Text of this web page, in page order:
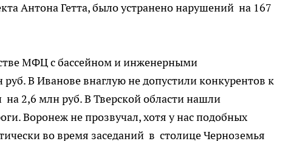
Антона Гетта, было устранено нарушений на 167
МФЦ с бассейном и инженерными
В Иванове внаглую не допустили конкурентов к
2,6 млн руб. В Тверской области нашли
Воронеж не прозвучал, хотя у нас подобных
во время заседаний в столице Черноземья